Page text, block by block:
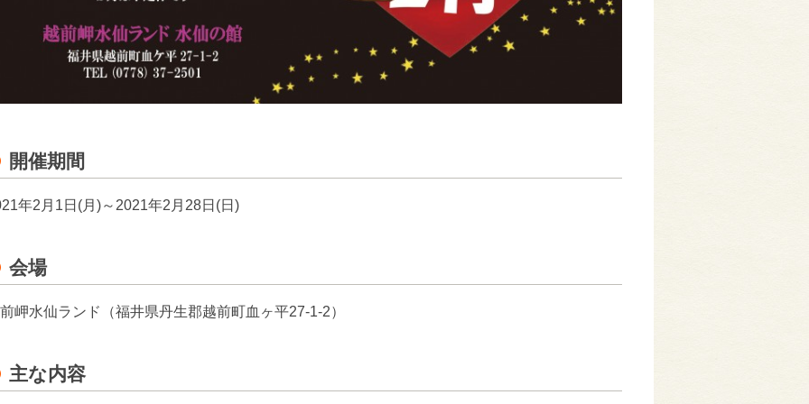
開催期間
年2月1日(月)～2021年2月28日(日)
会場
岬水仙ランド（福井県丹生郡越前町血ヶ平27-1-2）
主な内容